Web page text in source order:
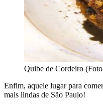
Quibe de Cordeiro
Enfim, aquele lugar para
mais lindas de São Paulo!